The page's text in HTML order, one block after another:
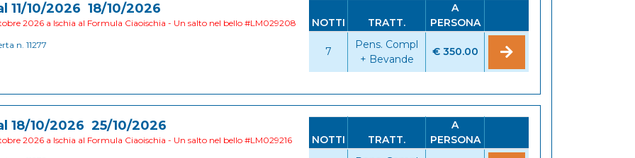
11/10/2026 18/10/2026
2026 a Ischia al Formula Ciaoischia - Un salto nel bello #LM029208
n. 11277
NOTTI TRATT.
A
PERSONA
7
Pens. Compl
+ Bevande
€ 350.00
18/10/2026 25/10/2026
2026 a Ischia al Formula Ciaoischia - Un salto nel bello #LM029216 NOTTI TRATT.
A
PERSONA